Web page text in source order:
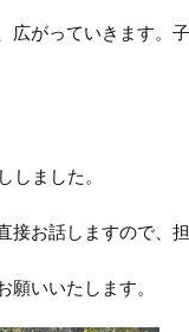
がっていきます。
ました。
お話しますので、担
いいたします。